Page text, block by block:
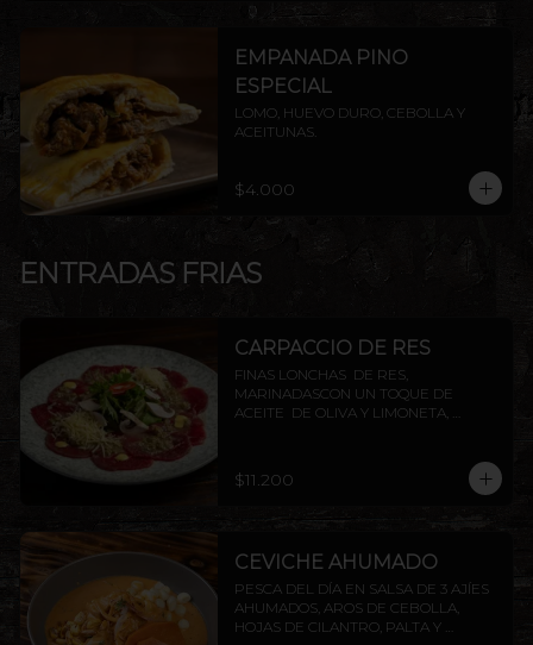
EMPANADA PINO
ESPECIAL
LOMO, HUEVO DURO, CEBOLLA Y
ACEITUNAS.
$4.000
ENTRADAS FRIAS
CARPACCIO DE RES
FINAS LONCHAS  DE RES,
MARINADASCON UN TOQUE DE
ACEITE  DE OLIVA Y LIMONETA,
TERMINADO CON TOQUES DE
PIMIENTA
$11.200
CEVICHE AHUMADO
PESCA DEL DÍA EN SALSA DE 3 AJÍES
AHUMADOS, AROS DE CEBOLLA,
HOJAS DE CILANTRO, PALTA Y